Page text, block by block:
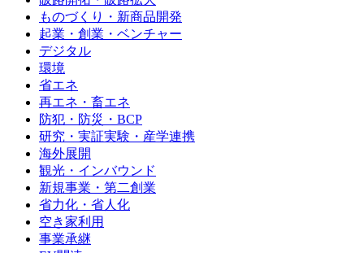
ものづくり・新商品開発
起業・創業・ベンチャー
デジタル
環境
省エネ
再エネ・畜エネ
防犯・防災・BCP
研究・実証実験・産学連携
海外展開
観光・インバウンド
新規事業・第二創業
省力化・省人化
空き家利用
事業承継